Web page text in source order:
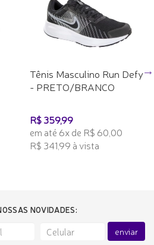
Tênis Masculino Run Defy
- PRETO/BRANCO
R$ 359,99
em até 6x de R$ 60,00
R$ 341,99 à vista
NOVIDADES:
enviar